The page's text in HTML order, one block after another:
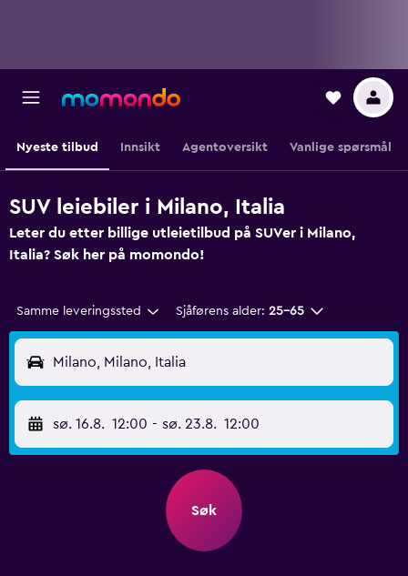
Nyeste tilbud Innsikt Agentoversikt Vanlige spørsmål
SUV leiebiler i Milano, Italia
Leter du etter billige utleietilbud på SUVer i Milano,
Italia? Søk her på momondo!
Samme leveringssted Sjåførens alder: 25–65
Milano, Milano, Italia
sø. 16.8. 12:00 - sø. 23.8. 12:00
Søk